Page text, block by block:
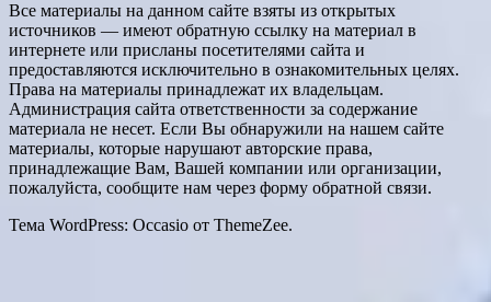
Все материалы на данном сайте взяты из открытых
источников — имеют обратную ссылку на материал в
интернете или присланы посетителями сайта и
предоставляются исключительно в ознакомительных целях.
Права на материалы принадлежат их владельцам.
Администрация сайта ответственности за содержание
материала не несет. Если Вы обнаружили на нашем сайте
материалы, которые нарушают авторские права,
принадлежащие Вам, Вашей компании или организации,
пожалуйста, сообщите нам через форму обратной связи.
Тема WordPress: Occasio от ThemeZee.